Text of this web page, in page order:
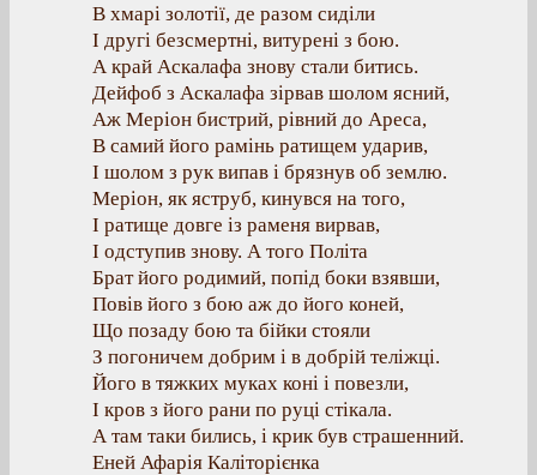
В хмарі золотії, де разом сиділи
І другі безсмертні, витурені з бою.
А край Аскалафа знову стали битись.
Дейфоб з Аскалафа зірвав шолом ясний,
Аж Меріон бистрий, рівний до Ареса,
В самий його рамінь ратищем ударив,
І шолом з рук випав і брязнув об землю.
Меріон, як яструб, кинувся на того,
І ратище довге із раменя вирвав,
І одступив знову. А того Політа
Брат його родимий, попід боки взявши,
Повів його з бою аж до його коней,
Що позаду бою та бійки стояли
З погоничем добрим і в добрій теліжці.
Його в тяжких муках коні і повезли,
І кров з його рани по руці стікала.
А там таки бились, і крик був страшенний.
Еней Афарія Каліторієнка